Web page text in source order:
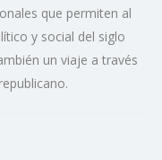
que permiten al
y social del siglo
un viaje a través